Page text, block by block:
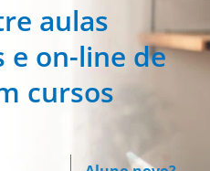
aulas
e on-line de
cursos